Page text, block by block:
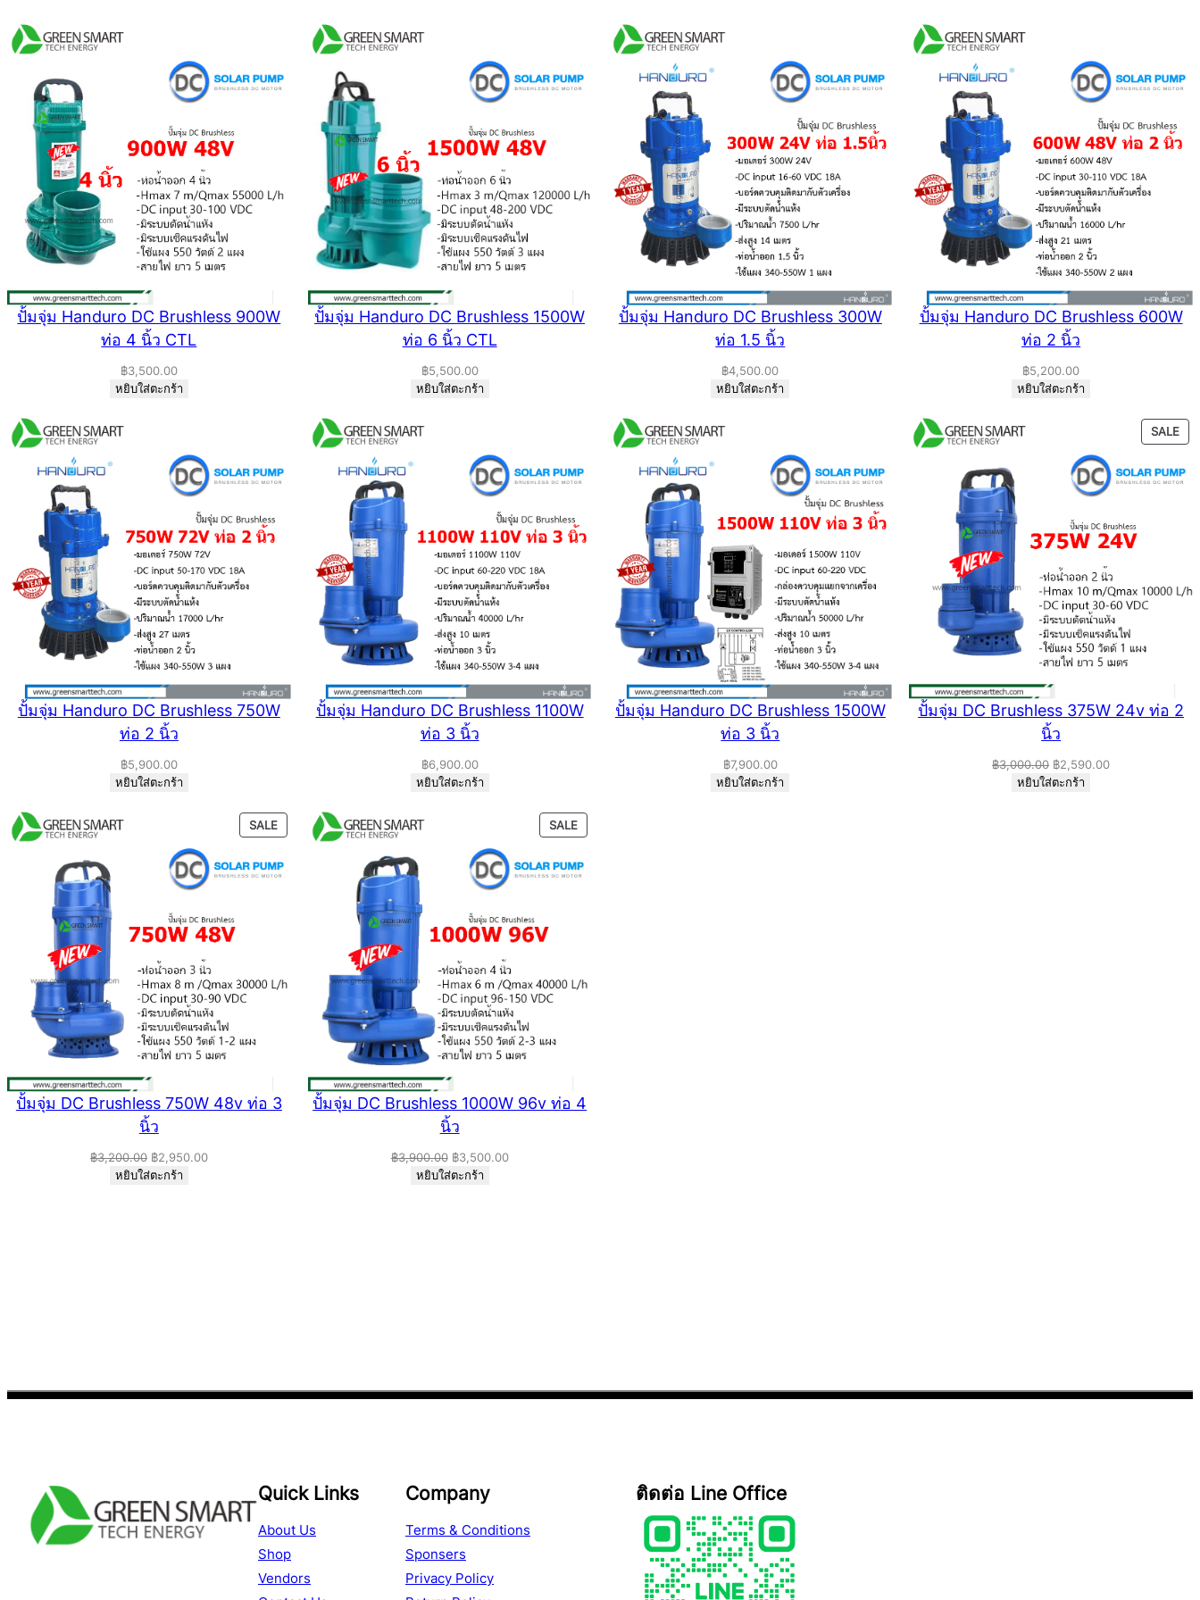
ปั้มจุ่ม Handuro DC Brushless 900W
ท่อ 4 นิ้ว CTL
฿3,500.00
หยิบใส่ตะกร้า
ปั้มจุ่ม Handuro DC Brushless 1500W
ท่อ 6 นิ้ว CTL
฿5,500.00
หยิบใส่ตะกร้า
ปั้มจุ่ม Handuro DC Brushless 300W
ท่อ 1.5 นิ้ว
฿4,500.00
หยิบใส่ตะกร้า
ปั้มจุ่ม Handuro DC Brushless 600W
ท่อ 2 นิ้ว
฿5,200.00
หยิบใส่ตะกร้า
ปั้มจุ่ม Handuro DC Brushless 750W
ท่อ 2 นิ้ว
฿5,900.00
หยิบใส่ตะกร้า
ปั้มจุ่ม Handuro DC Brushless 1100W
ท่อ 3 นิ้ว
฿6,900.00
หยิบใส่ตะกร้า
ปั้มจุ่ม Handuro DC Brushless 1500W
ท่อ 3 นิ้ว
฿7,900.00
หยิบใส่ตะกร้า
SALE
ON
ปั้มจุ่ม DC Brushless 375W 24v ท่อ 2
นิ้ว
฿3,000.00 Original
price
฿2,590.00Current
หยิบใส่ตะกร้า
SALEPRODUCT
ON
SALE
ปั้มจุ่ม DC Brushless 750W 48v ท่อ 3
นิ้ว
฿3,200.00 Original
price
฿2,950.00Current
หยิบใส่ตะกร้า
SALEPRODUCT
ON
SALE
ปั้มจุ่ม DC Brushless 1000W 96v ท่อ 4
นิ้ว
฿3,900.00 Original
price
฿3,500.00Current
หยิบใส่ตะกร้า
Quick Links
About Us
Shop
Vendors
Company
Terms & Conditions
Sponsers
Privacy Policy
ติดต่อ Line Office